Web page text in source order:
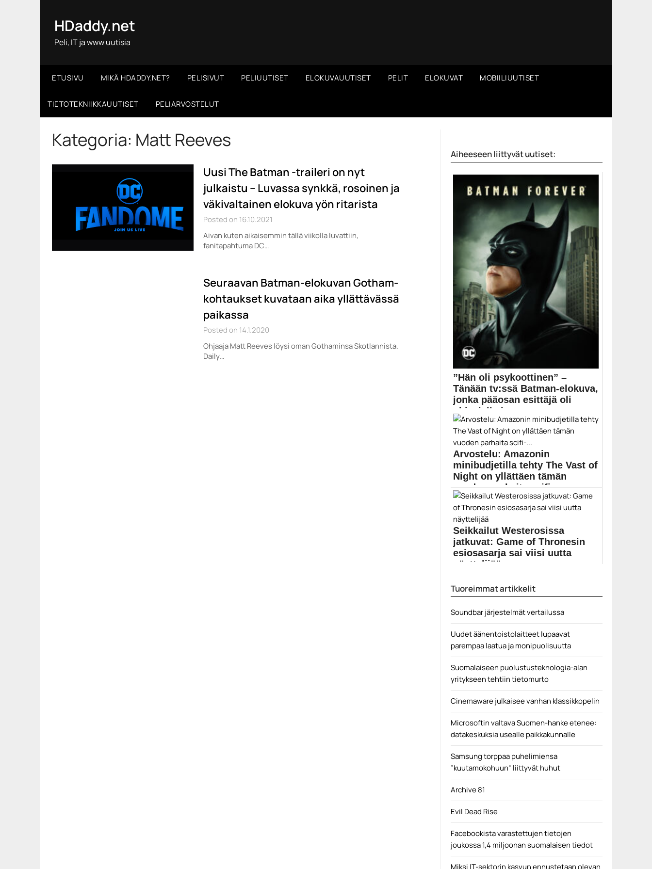
HDaddy.net
Peli, IT ja www uutisia
ETUSIVU MIKÄ HDADDY.NET? PELISIVUT PELIUUTISET ELOKUVAUUTISET PELIT ELOKUVAT MOBIILIUUTISET
TIETOTEKNIIKKAUUTISET PELIARVOSTELUT
Kategoria: Matt Reeves
Uusi The Batman -traileri on nyt
julkaistu – Luvassa synkkä, rosoinen ja
väkivaltainen elokuva yön ritarista
Posted on 16.10.2021
Aivan kuten aikaisemmin tällä viikolla luvattiin,
fanitapahtuma DC…
Seuraavan Batman-elokuvan Gotham-
kohtaukset kuvataan aika yllättävässä
paikassa
Posted on 14.1.2020
Ohjaaja Matt Reeves löysi oman Gothaminsa Skotlannista.
Daily…
Aiheeseen liittyvät uutiset:
”Hän oli psykoottinen” –
Tänään tv:ssä Batman-elokuva,
jonka pääosan esittäjä oli
ohjaajalle iso ong...
Ei ole mikään salaisuus, että menestys nousi Val...
Elokuvauutiset
Arvostelu: Amazonin
minibudjetilla tehty The Vast of
Night on yllättäen tämän
vuoden parhaita scifi-...
The Vast of Night kertoo tutun tarinan onnistuneen...
Amazon Prime
Seikkailut Westerosissa
jatkuvat: Game of Thronesin
esiosasarja sai viisi uutta
näyttelijää
C More
Tuoreimmat artikkelit
Soundbar järjestelmät vertailussa
Uudet äänentoistolaitteet lupaavat
parempaa laatua ja monipuolisuutta
Suomalaiseen puolustusteknologia-alan
yritykseen tehtiin tietomurto
Cinemaware julkaisee vanhan klassikkopelin
Microsoftin valtava Suomen-hanke etenee:
datakeskuksia usealle paikkakunnalle
Samsung torppaa puhelimiensa
”kuutamokohuun” liittyvät huhut
Archive 81
Evil Dead Rise
Facebookista varastettujen tietojen
joukossa 1,4 miljoonan suomalaisen tiedot
Miksi IT-sektorin kasvun ennustetaan olevan